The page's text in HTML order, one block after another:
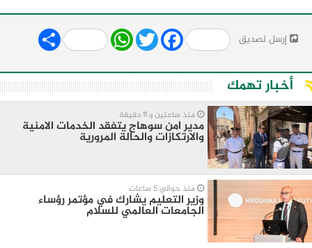
إرسل لصديق Share WhatsApp
Twitter Facebook
أخبار تهمك
منذ ساعتين و 11 دقيقة
مدير امن سوهاج يتفقد الخدمات الامنية
والارتكازات والحالة المرورية
منذ حوالي 5 ساعات
وزير التعليم يشارك في مؤتمر رؤساء
الجامعات العالمي للسلام